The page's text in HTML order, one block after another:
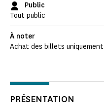
Public
Tout public
À noter
Achat des billets
PRÉSENTATION